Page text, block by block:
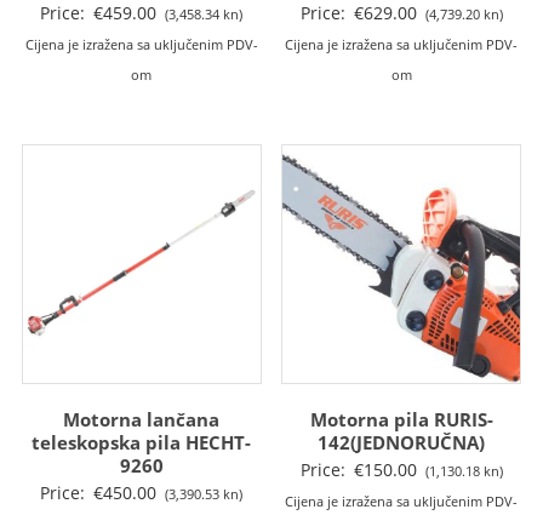
Price: €459.00 (3,458.34 kn)
Cijena je izražena sa uključenim PDV-
om
Price: €629.00 (4,739.20 kn)
Cijena je izražena sa uključenim PDV-
om
Motorna lančana
teleskopska pila HECHT-
9260
Price: €450.00 (3,390.53 kn)
Motorna pila RURIS-
142(JEDNORUČNA)
Price: €150.00 (1,130.18 kn)
Cijena je izražena sa uključenim PDV-